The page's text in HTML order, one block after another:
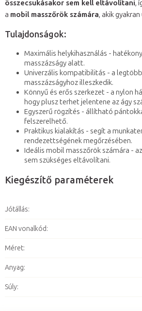
összecsukásakor sem kell eltávolítani,
a mobil masszőrök számára, akik
Tulajdonságok:
Maximális helykihasználás -
masszázságy alatt.
Univerzális kompatibilitás - a
masszázságyhoz illeszkedik.
Könnyű és erős szerkezet - a nylon
hogy plusz terhet jelentene az ágy
Egyszerű rögzítés - állítható
felszerelhető.
Praktikus kialakítás - segít a
rendezettségének megőrzésében.
Ideális mobil masszőrök számára -
sem szükséges eltávolítani.
Kiegészítő paraméterek
Jótállás:
EAN vonalkód:
Méret:
Anyag:
Súly: